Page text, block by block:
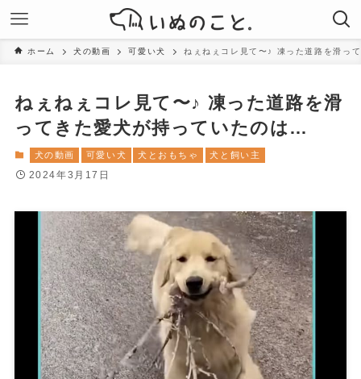
ホーム 犬の動画 可愛い犬 ねぇねぇコレ見て〜♪ 凍った道路を滑っ
ねぇねぇコレ見て〜♪ 凍った道路を滑
ってきた愛犬が持っていたのは…
犬の動画 可愛い犬 犬とおもちゃ 犬と飼い主
2024年3月17日